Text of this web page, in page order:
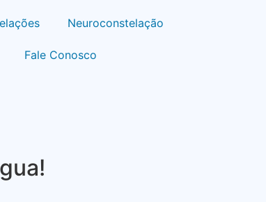
Neuroconstelação
Fale Conosco